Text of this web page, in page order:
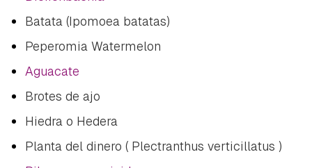
Batata (Ipomoea batatas)
Peperomia Watermelon
Aguacate
Brotes de ajo
Hiedra o Hedera
Planta del dinero ( Plectranthus verticillatus )